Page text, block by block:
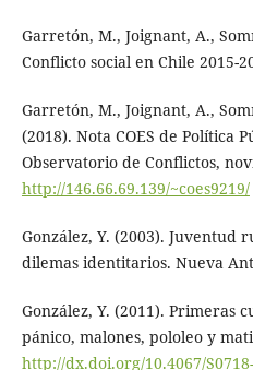
Garretón, M., Joignant, A.,
Conflicto social en Chile 2015-
Garretón, M., Joignant, A.,
(2018). Nota COES de Política
Observatorio de Conflictos,
http://146.66.69.139/~coes9219/
González, Y. (2003). Juventud
dilemas identitarios. Nueva
González, Y. (2011). Primeras
pánico, malones, pololeo y
http://dx.doi.org/10.4067/